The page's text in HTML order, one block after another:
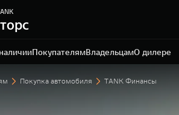
ПокупателямВладельцамО дилере
328/1
Покупка автомобиля TANK Финансы